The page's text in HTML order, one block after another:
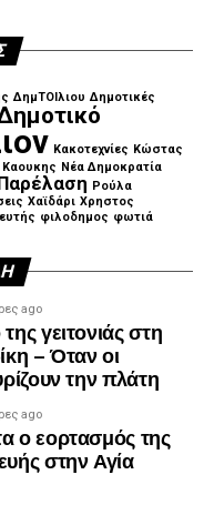
ΔημΤΟΙλιου Δημοτικές
Κακοτεχνίες Κώστας
Νέα Δημοκρατία
Ρούλα
Χαϊδάρι Χρηστος
φιλοδημος φωτιά
ago
γειτονιάς στη
– Όταν οι
την πλάτη
ago
ο εορτασμός της
στην Αγία